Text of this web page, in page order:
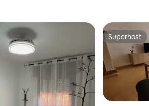
Superhost
Superhost